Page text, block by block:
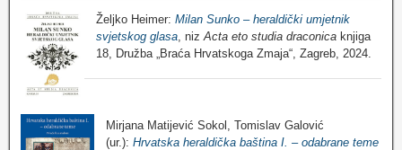
Željko Heimer: Milan Sunko – heraldički umjetnik
svjetskog glasa , niz Acta eto studia draconica knjiga
18, Družba „Braća Hrvatskoga Zmaja“, Zagreb, 2024.
Mirjana Matijević Sokol, Tomislav Galović
(ur.): Hrvatska heraldička baština I. – odabrane teme